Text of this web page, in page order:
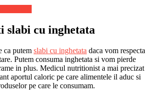
slabi cu inghetata
ca putem slabi cu inghetata daca vom respecta
Putem consuma inghetata si vom pierde
in plus. Medicul nutritionist a mai precizat
aportul caloric pe care alimentele il aduc si
pe care le consumam.